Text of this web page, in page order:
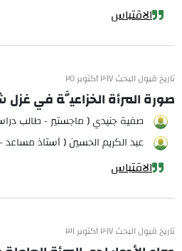
الاقتباس
تاريخ قبول البحث ٢٠١٧ أكتوبر ٢٥
صورة المرأة الخزاعيَّة في غزل
صفية جنيدي ( ماجستير - طالب
عبد الكريم الحسين ( أستاذ
الاقتباس
تاريخ قبول البحث ٢٠١٧ أكتوبر ٣١